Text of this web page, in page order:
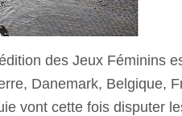
des Jeux Féminins
Danemark, Belgique,
vont cette fois disputer